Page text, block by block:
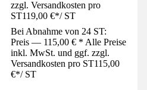
zzgl. Versandkosten pro
ST119,00 €*/ ST
Bei Abnahme von 24 ST:
Preis — 115,00 € * Alle Preise
inkl. MwSt. und ggf. zzgl.
Versandkosten pro ST115,00
€*/ ST